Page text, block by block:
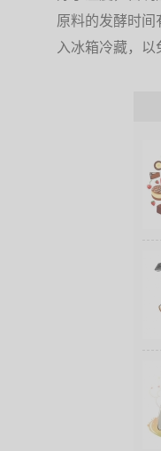
原料的发酵时
入冰箱冷藏，